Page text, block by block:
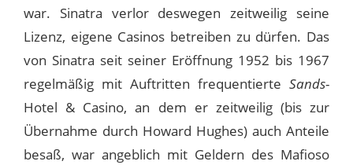
war. Sinatra verlor deswegen zeitweilig seine
Lizenz, eigene Casinos betreiben zu dürfen. Das
von Sinatra seit seiner Eröffnung 1952 bis 1967
regelmäßig mit Auftritten frequentierte Sands-
Hotel & Casino, an dem er zeitweilig (bis zur
Übernahme durch Howard Hughes) auch Anteile
besaß, war angeblich mit Geldern des Mafioso